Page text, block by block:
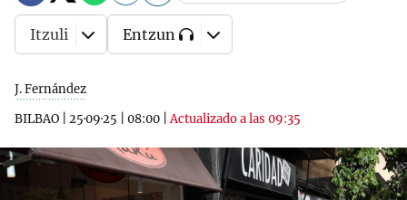
J. Fernández
BILBAO
25·09·25 08:00 |Actualizado a las 09:35
Itzuli Entzun